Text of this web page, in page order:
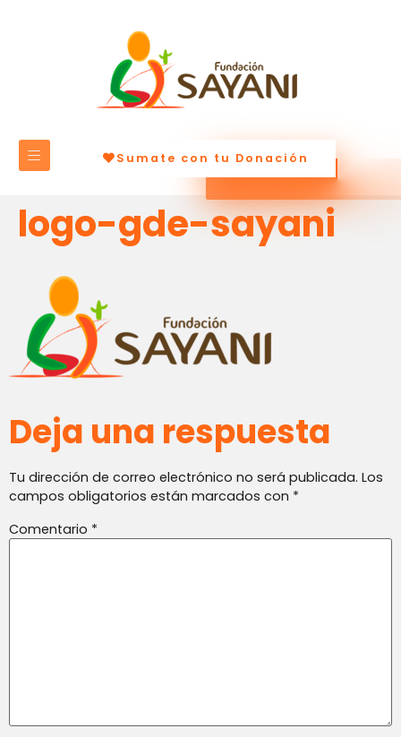
Sumate con tu Donación
logo-gde-sayani
Deja una respuesta
Tu dirección de correo electrónico no será publicada. Los
campos obligatorios están marcados con *
Comentario *